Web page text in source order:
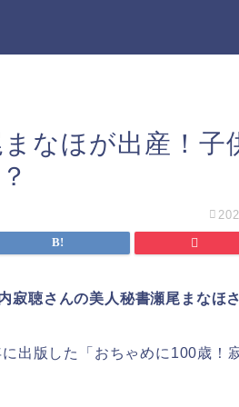
なほが出産！子
寂聴さんの美人秘書瀬尾まなほ
出版した「おちゃめに100歳！